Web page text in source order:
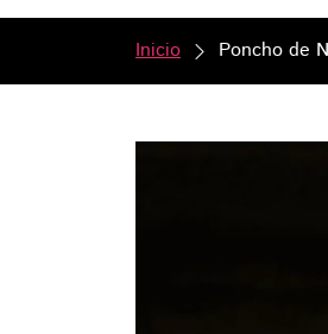
Inicio Poncho de